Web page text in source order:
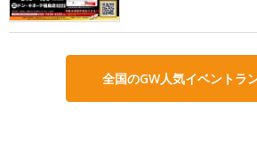
全国のGW人気イベントラ